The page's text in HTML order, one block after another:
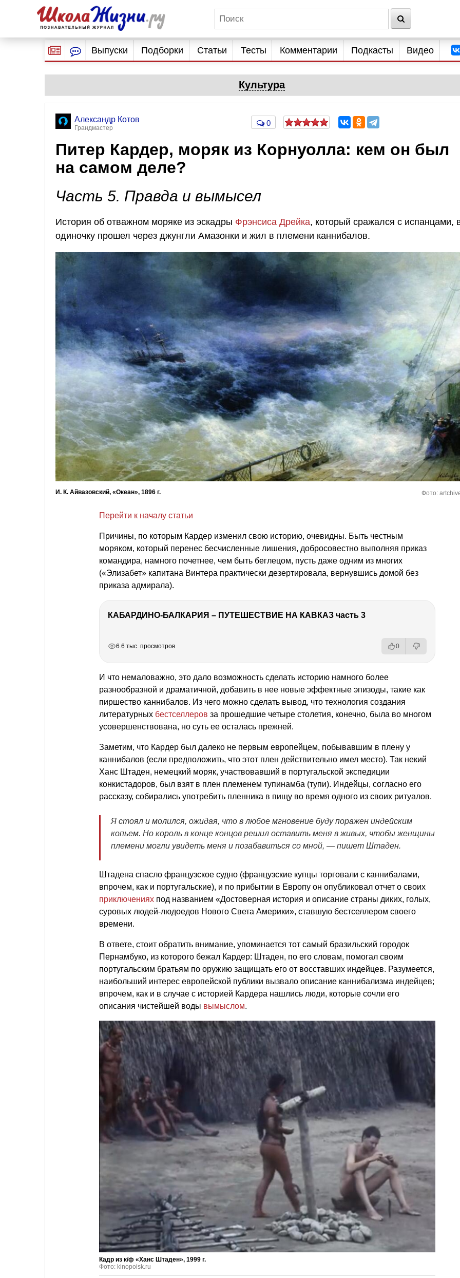
Выпуски Подборки Статьи Тесты Комментарии Подкасты Видео
Культура
Александр Котов
Грандмастер
0
Питер Кардер, моряк из Корнуолла: кем он был
на самом деле?
Часть 5. Правда и вымысел
История об отважном моряке из эскадры Фрэнсиса Дрейка, который сражался с испанцами,
одиночку прошел через джунгли Амазонки и жил в племени каннибалов.
И. К. Айвазовский, «Океан», 1896 г. Фото:
Перейти к началу статьи
Причины, по которым Кардер изменил свою историю, очевидны. Быть честным
моряком, который перенес бесчисленные лишения, добросовестно выполняя приказ
командира, намного почетнее, чем быть беглецом, пусть даже одним из многих
(«Элизабет» капитана Винтера практически дезертировала, вернувшись домой без
приказа адмирала).
КАБАРДИНО-БАЛКАРИЯ – ПУТЕШЕСТВИЕ НА КАВКАЗ часть 3
6.6 тыс. просмотров 0
И что немаловажно, это дало возможность сделать историю намного более
разнообразной и драматичной, добавить в нее новые эффектные эпизоды, такие как
пиршество каннибалов. Из чего можно сделать вывод, что технология создания
литературных бестселлеров за прошедшие четыре столетия, конечно, была во многом
усовершенствована, но суть ее осталась прежней.
Заметим, что Кардер был далеко не первым европейцем, побывавшим в плену у
каннибалов (если предположить, что этот плен действительно имел место). Так некий
Ханс Штаден, немецкий моряк, участвовавший в португальской экспедиции
конкистадоров, был взят в плен племенем тупинамба (тупи). Индейцы, согласно его
рассказу, собирались употребить пленника в пищу во время одного из своих ритуалов.
Я стоял и молился, ожидая, что в любое мгновение буду поражен индейским
копьем. Но король в конце концов решил оставить меня в живых, чтобы женщины
племени могли увидеть меня и позабавиться со мной, — пишет Штаден.
Штадена спасло французское судно (французские купцы торговали с каннибалами,
впрочем, как и португальские), и по прибытии в Европу он опубликовал отчет о своих
приключениях под названием «Достоверная история и описание страны диких, голых,
суровых людей-людоедов Нового Света Америки», ставшую бестселлером своего
времени.
В ответе, стоит обратить внимание, упоминается тот самый бразильский городок
Пернамбуко, из которого бежал Кардер: Штаден, по его словам, помогал своим
португальским братьям по оружию защищать его от восставших индейцев. Разумеется,
наибольший интерес европейской публики вызвало описание каннибализма индейцев;
впрочем, как и в случае с историей Кардера нашлись люди, которые сочли его
описания чистейшей воды вымыслом.
Кадр из к/ф «Ханс Штаден», 1999 г.
Фото: kinopoisk.ru